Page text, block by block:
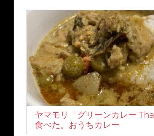
ヤマモリ「グリーンカレー
食べた。おうちカレー